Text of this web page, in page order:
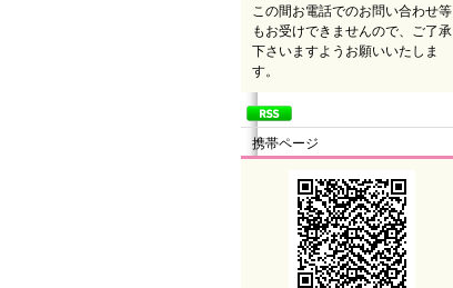
この間お電話でのお問い合わせ等
もお受けできませんので、ご了承
下さいますようお願いいたしま
す。
携帯ページ